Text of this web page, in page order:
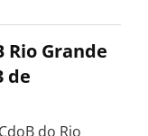
Rio Grande
de
do Rio